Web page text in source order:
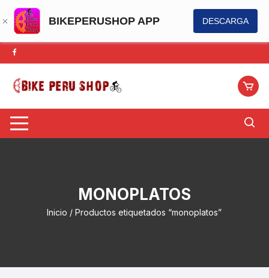
BIKEPERUSHOP APP DESCARGA
Saltar
al
contenido
MONOPLATOS
Inicio / Productos etiquetados “monoplatos”